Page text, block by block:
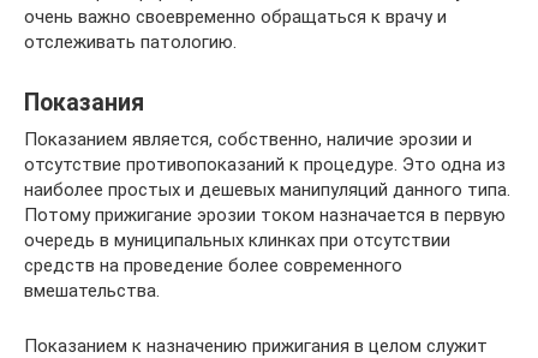
очень важно своевременно обращаться к врачу и
отслеживать патологию.
Показания
Показанием является, собственно, наличие эрозии и
отсутствие противопоказаний к процедуре. Это одна из
наиболее простых и дешевых манипуляций данного типа.
Потому прижигание эрозии током назначается в первую
очередь в муниципальных клинках при отсутствии
средств на проведение более современного
вмешательства.
Показанием к назначению прижигания в целом служит